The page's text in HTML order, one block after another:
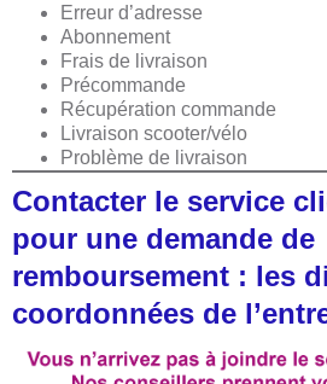
Erreur d’adresse
Abonnement
Frais de livraison
Précommande
Récupération commande
Livraison scooter/vélo
Problème de livraison
Contacter le service
pour une demande de
remboursement : les
coordonnées de